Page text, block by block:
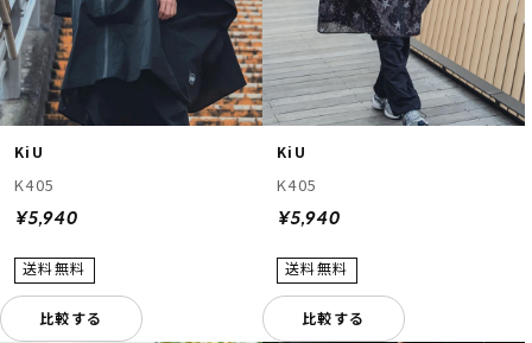
KiU
K405
¥5,940
比較する
KiU
K405
¥5,940
比較する